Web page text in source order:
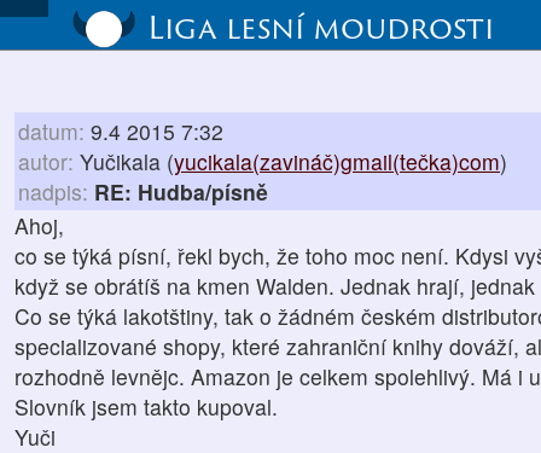
Liga lesní moudrosti
datum: 9.4 2015 7:32
autor: Yučikala (yucikala(zavináč)gmail(tečka)com)
nadpis: RE: Hudba/písně
Ahoj,
co se týká písní, řekl bych, že toho moc není. Kdysi
když se obrátíš na kmen Walden. Jednak hrají,
Co se týká lakotštiny, tak o žádném českém
specializované shopy, které zahraniční knihy dováží,
rozhodně levnějc. Amazon je celkem spolehlivý. Má i
Slovník jsem takto kupoval.
Yuči